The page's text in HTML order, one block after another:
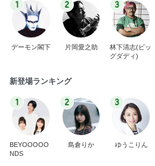
1
デーモン閣下
2
片岡愛之助
3
林下清志(ビッ
グダディ)
新登場ランキング
1
BEYOOOOO
NDS
2
島倉りか
3
ゆうこりん